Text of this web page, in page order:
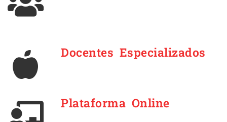
Docentes Especializados
Plataforma Online